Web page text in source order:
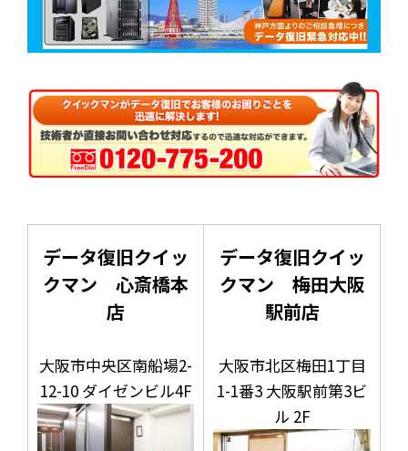
データ復旧クイッ
クマン 心斎橋本
店
大阪市中央区南船場2-
12-10 ダイゼンビル4F
データ復旧クイッ
クマン 梅田大阪
駅前店
大阪市北区梅田1丁目
1-1番3 大阪駅前第3ビ
ル 2F